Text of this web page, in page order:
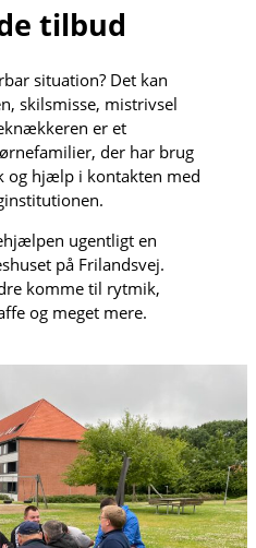
tilbud
situation? Det kan
skilsmisse, mistrivsel
er et
der har brug
og hjælp i kontakten med
ugentligt en
på Frilandsvej.
komme til rytmik,
og meget mere.